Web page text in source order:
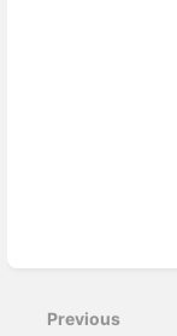
mode
Previous